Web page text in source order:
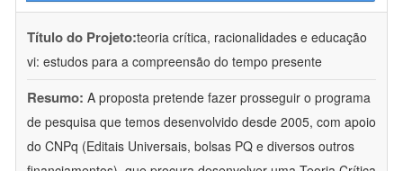
Título do Projeto:teoria crítica, racionalidades e educação
vi: estudos para a compreensão do tempo presente
Resumo: A proposta pretende fazer prosseguir o programa
de pesquisa que temos desenvolvido desde 2005, com apoio
do CNPq (Editais Universais, bolsas PQ e diversos outros